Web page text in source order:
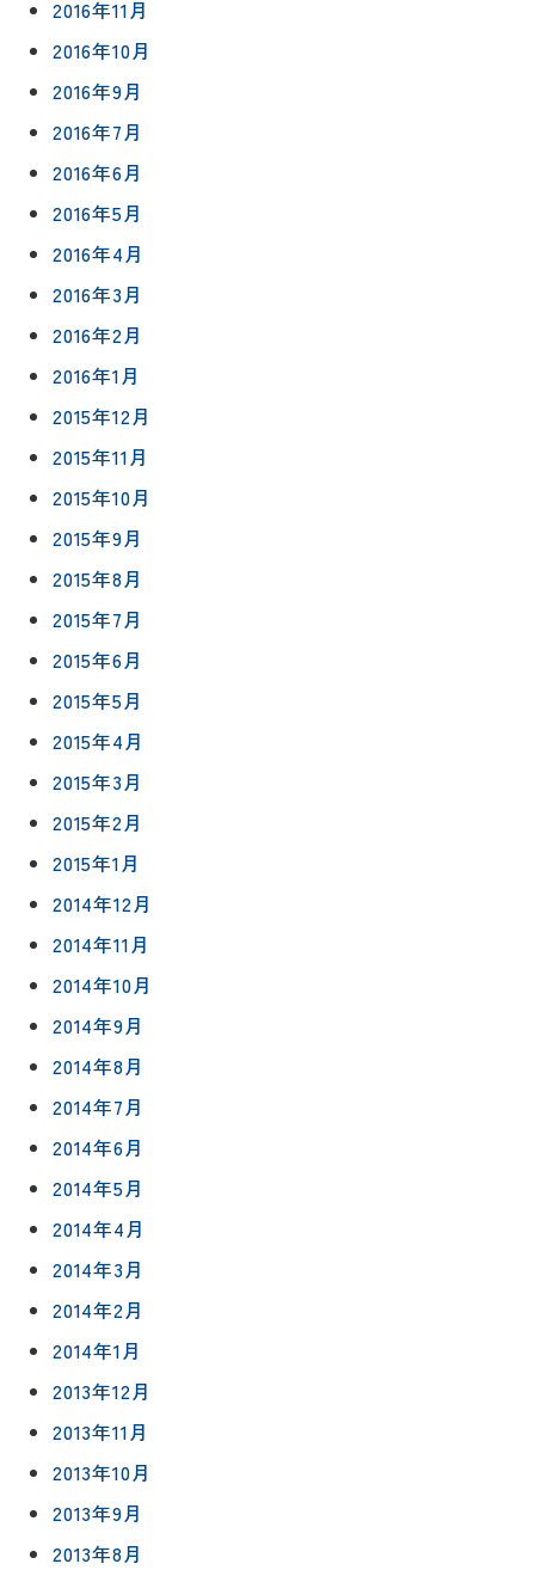
2016年11月
2016年10月
2016年9月
2016年7月
2016年6月
2016年5月
2016年4月
2016年3月
2016年2月
2016年1月
2015年12月
2015年11月
2015年10月
2015年9月
2015年8月
2015年7月
2015年6月
2015年5月
2015年4月
2015年3月
2015年2月
2015年1月
2014年12月
2014年11月
2014年10月
2014年9月
2014年8月
2014年7月
2014年6月
2014年5月
2014年4月
2014年3月
2014年2月
2014年1月
2013年12月
2013年11月
2013年10月
2013年9月
2013年8月